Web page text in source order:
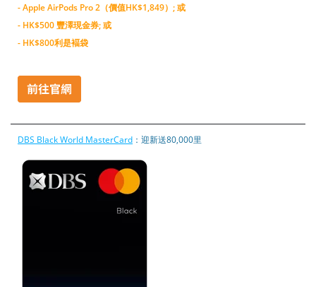
- Apple AirPods Pro 2（價值HK$1,849）; 或
- HK$500 豐澤現金券; 或
- HK$800利是褔袋
DBS Black World MasterCard ：迎新送80,000里